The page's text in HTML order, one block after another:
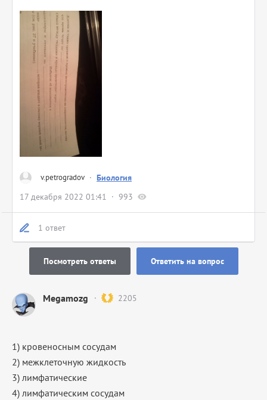
v.petrogradov · Биология
17 декабря 2022 01:41
993
1 ответ
Посмотреть ответы Ответить на вопрос
Megamozg 2205
1) кровеносным сосудам
2) межклеточную жидкость
3) лимфатические
4) лимфатическим сосудам